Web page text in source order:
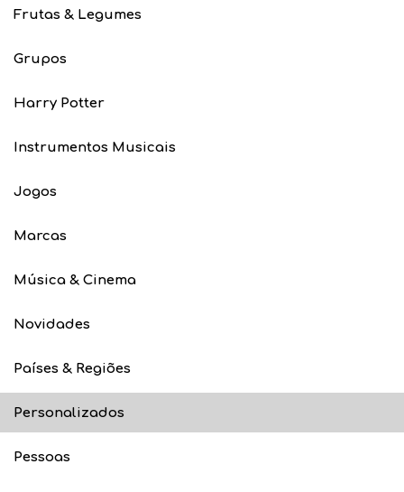
Frutas & Legumes
Grupos
Harry Potter
Instrumentos Musicais
Jogos
Marcas
Música & Cinema
Novidades
Países & Regiões
Personalizados
Pessoas